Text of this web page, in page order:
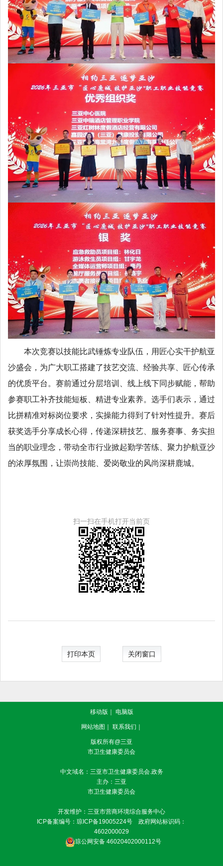
本次竞赛以技能比武锤炼专业队伍，用匠心实干护航亚
沙盛会，为广大职工搭建了技艺交流、经验共享、匠心传承
的优质平台。赛前通过分层培训、线上线下同步赋能，帮助
参赛职工补齐技能短板、精进专业素养。选手们表示，通过
比拼精准对标岗位要求，实操能力得到了针对性提升。赛后
获奖选手分享成长心得，传递深耕技艺、服务赛事、务实担
当的职业理念，带动全市行业掀起勤学苦练、聚力护航亚沙
的浓厚氛围，让崇尚技能、爱岗敬业的风尚深耕鹿城。
扫一扫在手机打开当前页
打印本页 关闭窗口
移动版 ｜ 电脑版
网站地图 ｜ 联系我们 ｜
版权所有@三亚
市卫生健康委员会
中文域名：三亚市卫生健康委员会.政务
主办：三亚
市卫生健康委员会
开发维护：三亚市营商环境综合服务中心
ICP备案编号： 琼ICP备19005224号
政府网站标识码：
4602000029
琼公网安备 46020402000112号